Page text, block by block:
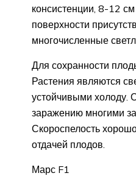
консистенции, 8-12
поверхности
многочисленные
Для сохранности
Растения являются
устойчивыми холоду.
заражению многими
Скороспелость
отдачей плодов.
Марс F1